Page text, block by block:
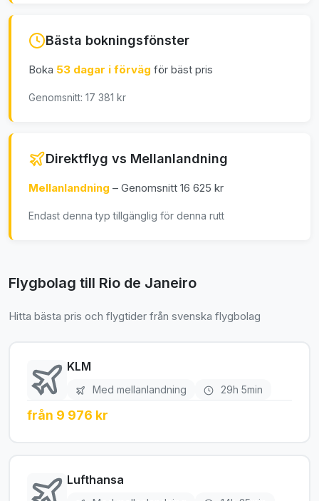
Bästa bokningsfönster
Boka 53 dagar i förväg för bäst pris
Genomsnitt: 17 381 kr
Direktflyg vs Mellanlandning
Mellanlandning – Genomsnitt 16 625 kr
Endast denna typ tillgänglig för denna rutt
Flygbolag till Rio de Janeiro
Hitta bästa pris och flygtider från svenska flygbolag
KLM
Med mellanlandning 29h 5min
från 9 976 kr
Lufthansa